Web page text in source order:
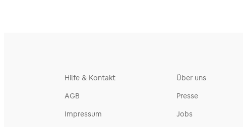
Hilfe & Kontakt
AGB
Impressum
Über uns
Presse
Jobs